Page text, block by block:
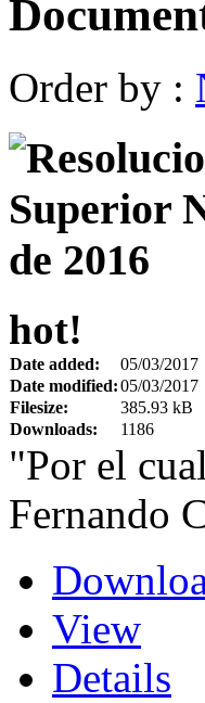
Order by :
hot!
Date added:
05/03/2017
Date modified:05/03/2017
Filesize:
385.93 kB
Downloads:
1186
"Por el
Fernando
View
Details